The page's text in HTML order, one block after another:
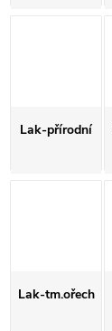
Lak-přírodní
Lak-tm.ořech